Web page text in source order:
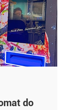
do